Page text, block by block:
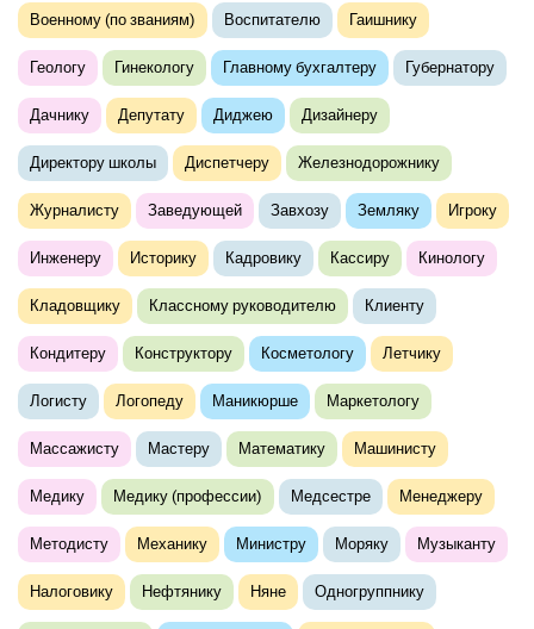
Военному (по званиям) Воспитателю Гаишнику
Геологу Гинекологу Главному бухгалтеру Губернатору
Дачнику Депутату Диджею Дизайнеру
Директору школы Диспетчеру Железнодорожнику
Журналисту Заведующей Завхозу Земляку Игроку
Инженеру Историку Кадровику Кассиру Кинологу
Кладовщику Классному руководителю Клиенту
Кондитеру Конструктору Косметологу Летчику
Логисту Логопеду Маникюрше Маркетологу
Массажисту Мастеру Математику Машинисту
Медику Медику (профессии) Медсестре Менеджеру
Методисту Механику Министру Моряку Музыканту
Налоговику Нефтянику Няне Одногруппнику